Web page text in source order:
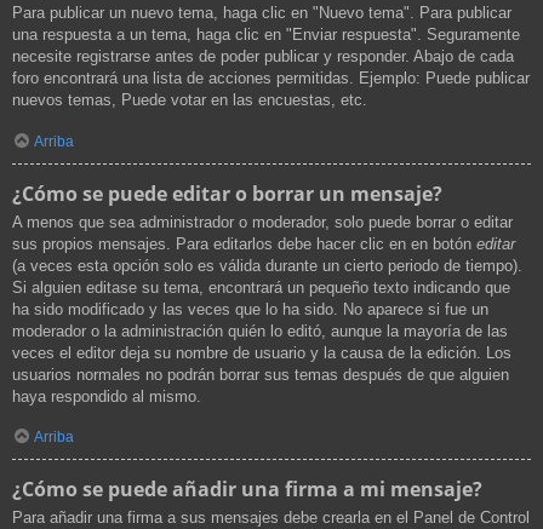
Para publicar un nuevo tema, haga clic en "Nuevo tema". Para publicar
una respuesta a un tema, haga clic en "Enviar respuesta". Seguramente
necesite registrarse antes de poder publicar y responder. Abajo de cada
foro encontrará una lista de acciones permitidas. Ejemplo: Puede publicar
nuevos temas, Puede votar en las encuestas, etc.
Arriba
¿Cómo se puede editar o borrar un mensaje?
A menos que sea administrador o moderador, solo puede borrar o editar
sus propios mensajes. Para editarlos debe hacer clic en en botón editar
(a veces esta opción solo es válida durante un cierto periodo de tiempo).
Si alguien editase su tema, encontrará un pequeño texto indicando que
ha sido modificado y las veces que lo ha sido. No aparece si fue un
moderador o la administración quién lo editó, aunque la mayoría de las
veces el editor deja su nombre de usuario y la causa de la edición. Los
usuarios normales no podrán borrar sus temas después de que alguien
haya respondido al mismo.
Arriba
¿Cómo se puede añadir una firma a mi mensaje?
Para añadir una firma a sus mensajes debe crearla en el Panel de Control